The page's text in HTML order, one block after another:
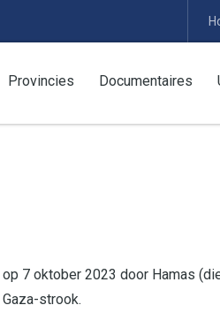
Provincies Documentaires
7 oktober 2023 door Hamas
strook.